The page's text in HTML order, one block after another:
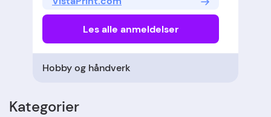
Les alle anmeldelser
Hobby og håndverk
Kategorier